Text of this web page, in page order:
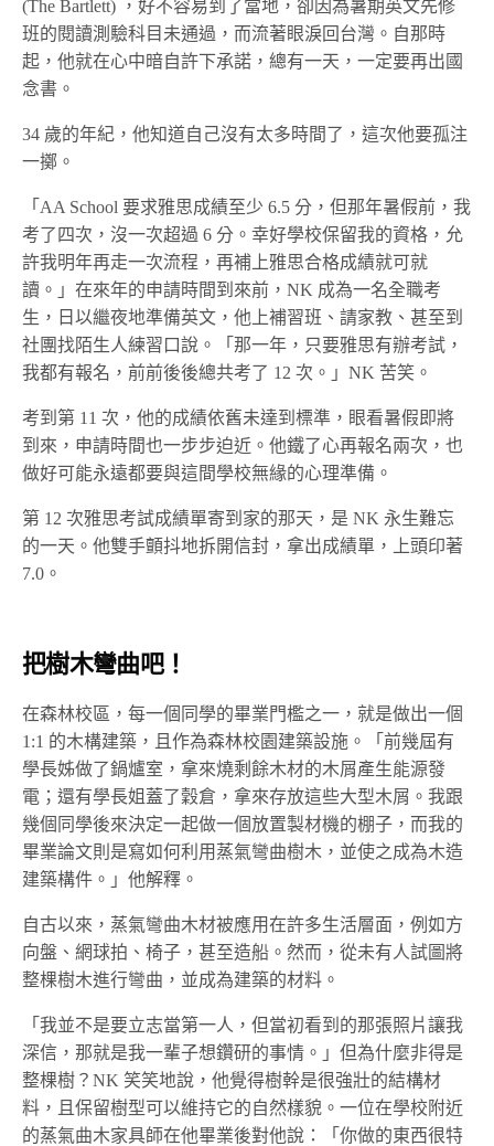
(The Bartlett) ，好不容易到了當地，卻因為暑期英文先修
班的閱讀測驗科目未通過，而流著眼淚回台灣。自那時
起，他就在心中暗自許下承諾，總有一天，一定要再出國
念書。
34 歲的年紀，他知道自己沒有太多時間了，這次他要孤注
一擲。
「AA School 要求雅思成績至少 6.5 分，但那年暑假前，我
考了四次，沒一次超過 6 分。幸好學校保留我的資格，允
許我明年再走一次流程，再補上雅思合格成績就可就
讀。」在來年的申請時間到來前，NK 成為一名全職考
生，日以繼夜地準備英文，他上補習班、請家教、甚至到
社團找陌生人練習口說。「那一年，只要雅思有辦考試，
我都有報名，前前後後總共考了 12 次。」NK 苦笑。
考到第 11 次，他的成績依舊未達到標準，眼看暑假即將
到來，申請時間也一步步迫近。他鐵了心再報名兩次，也
做好可能永遠都要與這間學校無緣的心理準備。
第 12 次雅思考試成績單寄到家的那天，是 NK 永生難忘
的一天。他雙手顫抖地拆開信封，拿出成績單，上頭印著
7.0。
把樹木彎曲吧！
在森林校區，每一個同學的畢業門檻之一，就是做出一個
1:1 的木構建築，且作為森林校園建築設施。「前幾屆有
學長姊做了鍋爐室，拿來燒剩餘木材的木屑產生能源發
電；還有學長姐蓋了穀倉，拿來存放這些大型木屑。我跟
幾個同學後來決定一起做一個放置製材機的棚子，而我的
畢業論文則是寫如何利用蒸氣彎曲樹木，並使之成為木造
建築構件。」他解釋。
自古以來，蒸氣彎曲木材被應用在許多生活層面，例如方
向盤、網球拍、椅子，甚至造船。然而，從未有人試圖將
整棵樹木進行彎曲，並成為建築的材料。
「我並不是要立志當第一人，但當初看到的那張照片讓我
深信，那就是我一輩子想鑽研的事情。」但為什麼非得是
整棵樹？NK 笑笑地說，他覺得樹幹是很強壯的結構材
料，且保留樹型可以維持它的自然樣貌。一位在學校附近
的蒸氣曲木家具師在他畢業後對他說：「你做的東西很特